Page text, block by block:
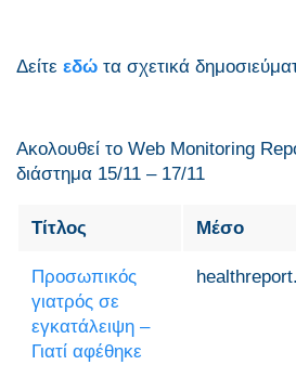
Δείτε εδώ τα σχετικά
Ακολουθεί το Web Monitoring
διάστημα 15/11 – 17/11
Τίτλος Μέσο
Προσωπικός
γιατρός σε
εγκατάλειψη –
Γιατί αφέθηκε